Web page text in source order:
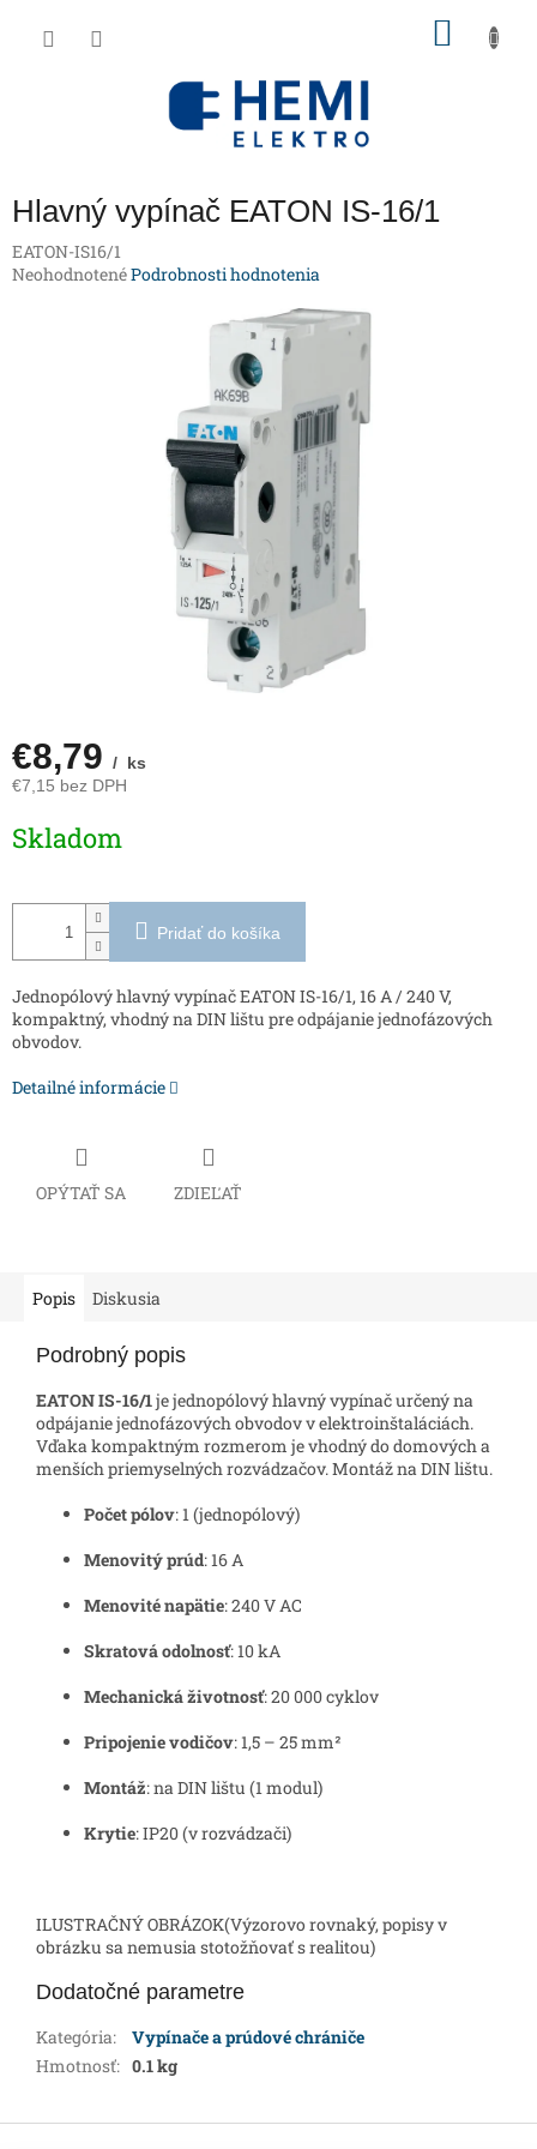
Hlavný vypínač EATON IS-16/1
EATON-IS16/1
Priemerné
NeohodnotenéPodrobnosti hodnotenia
€8,79 / ks
€7,15 bez DPH
cena:
Skladom
Pridať do košíka
Jednopólový hlavný vypínač EATON IS-16/1, 16 A / 240 V,
kompaktný, vhodný na DIN lištu pre odpájanie jednofázových
obvodov.
Detailné informácie
OPÝTAŤ SA ZDIEĽAŤ
Popis Diskusia
Podrobný popis
EATON IS-16/1je jednopólový hlavný vypínač určený na
odpájanie jednofázových obvodov v elektroinštaláciách.
Vďaka kompaktným rozmerom je vhodný do domových a
menších priemyselných rozvádzačov. Montáž na DIN lištu.
Počet pólov: 1 (jednopólový)
Menovitý prúd: 16 A
Menovité napätie: 240 V AC
Skratová odolnosť: 10 kA
Mechanická životnosť: 20 000 cyklov
Pripojenie vodičov: 1,5 – 25 mm²
Montáž: na DIN lištu (1 modul)
Krytie: IP20 (v rozvádzači)
ILUSTRAČNÝ OBRÁZOK(Výzorovo rovnaký, popisy v
obrázku sa nemusia stotožňovať s realitou)
Dodatočné parametre
Kategória:
Vypínače a prúdové chrániče
Hmotnosť: 0.1 kg